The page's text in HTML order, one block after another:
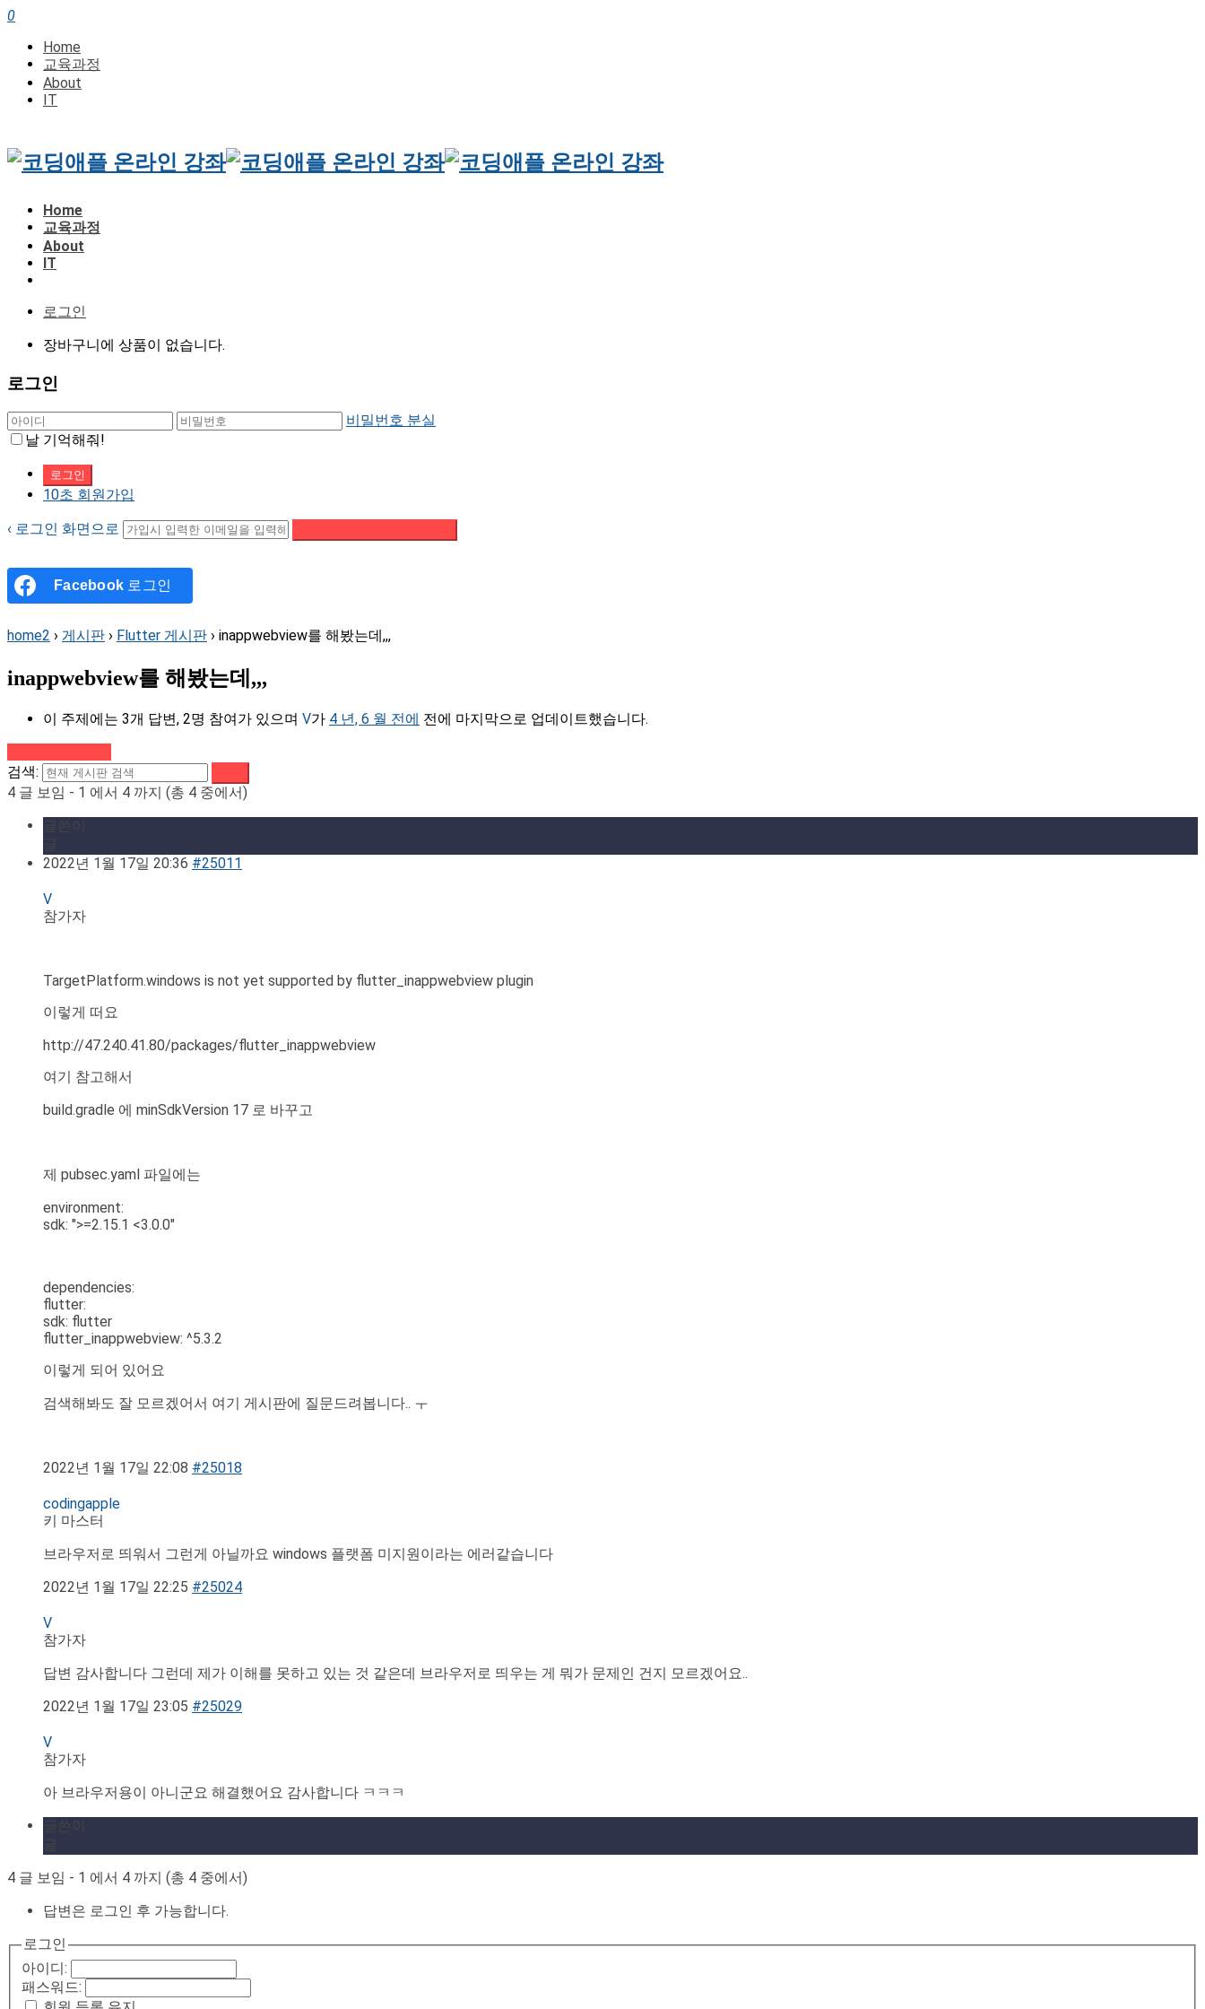
0
Home
교육과정
About
IT
Home
교육과정
About
IT
로그인
장바구니에 상품이 없습니다.
로그인
비밀번호 분실
날 기억해줘!
10초 회원가입
‹ 로그인 화면으로
Facebook 로그인
home2 › 게시판 › Flutter 게시판 › inappwebview를 해봤는데,,,
inappwebview를 해봤는데,,,
이 주제에는 3개 답변, 2명 참여가 있으며 V가 4 년, 6 월 전에 전에 마지막으로 업데이트했습니다.
검색:
4 글 보임 - 1 에서 4 까지 (총 4 중에서)
2022년 1월 17일 20:36 #25011
V
참가자
TargetPlatform.windows is not yet supported by flutter_inappwebview plugin
이렇게 떠요
http://47.240.41.80/packages/flutter_inappwebview
여기 참고해서
build.gradle 에 minSdkVersion 17 로 바꾸고
제 pubsec.yaml 파일에는
environment:
sdk: ">=2.15.1 <3.0.0"
dependencies:
flutter:
sdk: flutter
flutter_inappwebview: ^5.3.2
이렇게 되어 있어요
검색해봐도 잘 모르겠어서 여기 게시판에 질문드려봅니다.. ㅜ
2022년 1월 17일 22:08 #25018
codingapple
키 마스터
브라우저로 띄워서 그런게 아닐까요 windows 플랫폼 미지원이라는 에러같습니다
2022년 1월 17일 22:25 #25024
V
참가자
답변 감사합니다 그런데 제가 이해를 못하고 있는 것 같은데 브라우저로 띄우는 게 뭐가 문제인 건지 모르겠어요..
2022년 1월 17일 23:05 #25029
V
참가자
아 브라우저용이 아니군요 해결했어요 감사합니다 ㅋㅋㅋ
4 글 보임 - 1 에서 4 까지 (총 4 중에서)
답변은 로그인 후 가능합니다.
로그인
아이디:
패스워드: